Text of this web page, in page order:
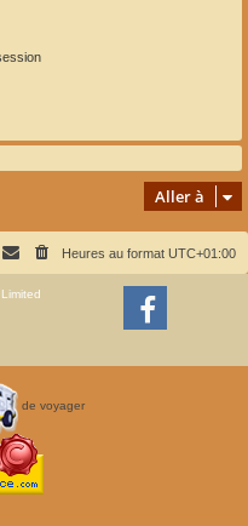
Aller à
Heures au format UTC+01:00
de voyager